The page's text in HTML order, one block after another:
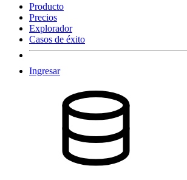
Producto
Precios
Explorador
Casos de éxito
Ingresar